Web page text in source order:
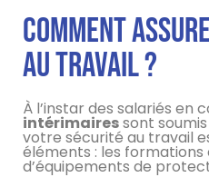
Comment
au travail ?
À l’instar des salariés en
intérimairessont
votre sécurité au travail
éléments : les
d’équipements de